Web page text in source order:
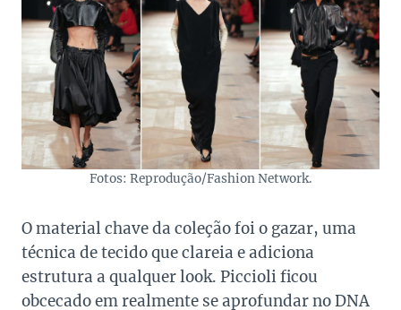
Fotos: Reprodução/Fashion Network.
O material chave da coleção foi o gazar, uma
técnica de tecido que clareia e adiciona
estrutura a qualquer look. Piccioli ficou
obcecado em realmente se aprofundar no DNA